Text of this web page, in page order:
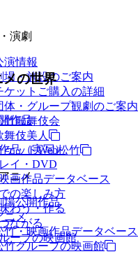
演劇
演情報
場・施設のご案内
ケットご購入の詳細
体・グループ観劇のご案内
竹歌舞伎会
舞伎美人
ケットWeb松竹
ニメ
場公開作品
ニメ
竹・映画作品データベース
竹グループの映画館
メの世界
作品
品（実写）
イ・DVD
画作品データベース
の楽しみ方
わう・作る
ながる
ープの映画館